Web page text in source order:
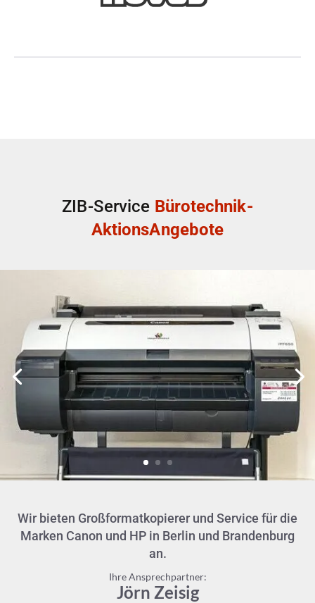
ZIB-Service Bürotechnik-
AktionsAngebote
Wir bieten Großformatkopierer und Service für die
Marken Canon und HP in Berlin und Brandenburg
an.
Ihre Ansprechpartner:
Jörn Zeisig